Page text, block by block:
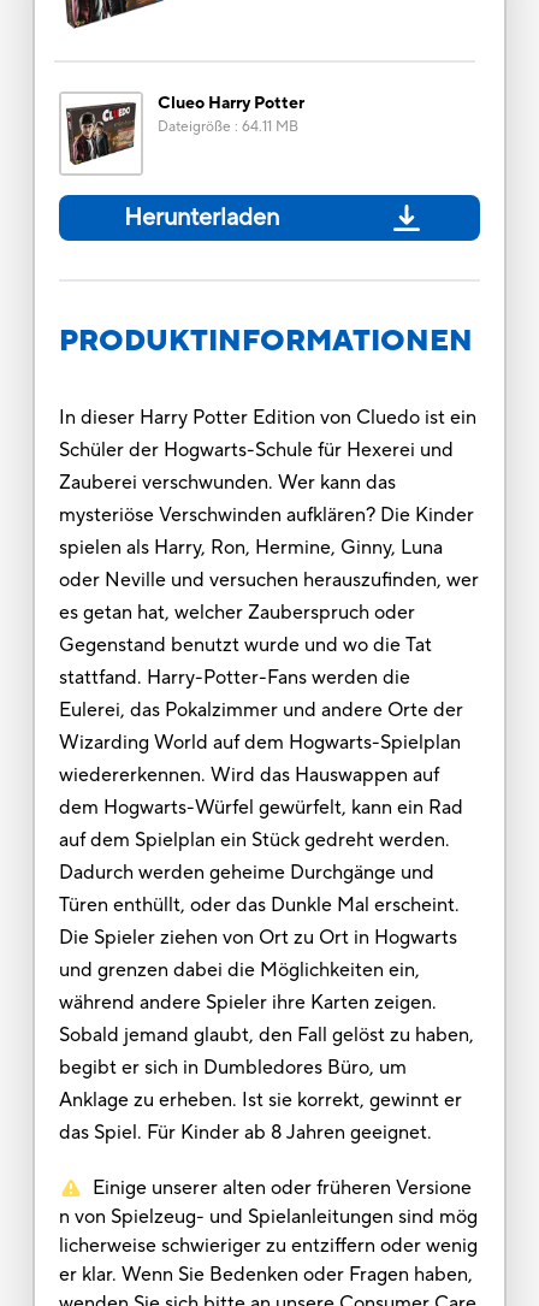
Clueo Harry Potter
Dateigröße : 64.11 MB
Herunterladen
PRODUKTINFORMATIONEN
In dieser Harry Potter Edition von Cluedo ist ein
Schüler der Hogwarts-Schule für Hexerei und
Zauberei verschwunden. Wer kann das
mysteriöse Verschwinden aufklären? Die Kinder
spielen als Harry, Ron, Hermine, Ginny, Luna
oder Neville und versuchen herauszufinden, wer
es getan hat, welcher Zauberspruch oder
Gegenstand benutzt wurde und wo die Tat
stattfand. Harry-Potter-Fans werden die
Eulerei, das Pokalzimmer und andere Orte der
Wizarding World auf dem Hogwarts-Spielplan
wiedererkennen. Wird das Hauswappen auf
dem Hogwarts-Würfel gewürfelt, kann ein Rad
auf dem Spielplan ein Stück gedreht werden.
Dadurch werden geheime Durchgänge und
Türen enthüllt, oder das Dunkle Mal erscheint.
Die Spieler ziehen von Ort zu Ort in Hogwarts
und grenzen dabei die Möglichkeiten ein,
während andere Spieler ihre Karten zeigen.
Sobald jemand glaubt, den Fall gelöst zu haben,
begibt er sich in Dumbledores Büro, um
Anklage zu erheben. Ist sie korrekt, gewinnt er
das Spiel. Für Kinder ab 8 Jahren geeignet.
Einige unserer alten oder früheren Versione
n von Spielzeug- und Spielanleitungen sind mög
licherweise schwieriger zu entziffern oder wenig
er klar. Wenn Sie Bedenken oder Fragen haben,